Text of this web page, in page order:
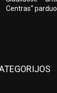
Centras“